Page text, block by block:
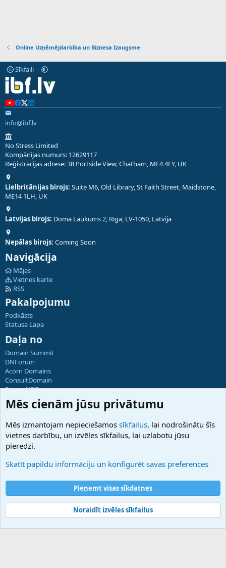
Online Uzņēmējdarbība un Biznesa Izaugsme
Sīkfaili
info@ibf.lv
No Stress Limited
Kompānijas numurs: 12629117
Reģistrācijas adrese: 38 Portside View, Chatham, ME4 4FY, UK
Lielbritānijas birojs: Suite M6, Old Library, St Faith Street, Maidstone,
ME14 1LH, UK
Latvijas birojs: Doma Laukums 2, Rīga, LV-1050, Latvija
Nepālas birojs: Coming Soon
Navigācija
Mājas
Vietnes karte
RSS
Pakalpojumu
Podkāsts
Statusa Lapa
Daļa no
Domain Summit
DNForum
Acorn Domains
ConsultDomain
ForumNDD
Domainforum.ro
27.be
Hostmaria
Atbalsts
Palīdzība
Noteikumi un nosacījumi
Privātuma politika
Community platform by XenForo® © 2010-2025 XenForo Ltd.
Mēs cienām jūsu privātumu
Mēs izmantojam nepieciešamos sīkfailus, lai nodrošinātu šīs
vietnes darbību, un izvēles sīkfailus, lai uzlabotu jūsu
pieredzi.
Skatīt papildu informāciju un konfigurēt savas preferences
Pieņemt visas sīkdatnes
Noraidīt izvēles sīkfailus